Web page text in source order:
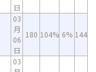
日
03
月
06
日
180 104% 6% 144
03